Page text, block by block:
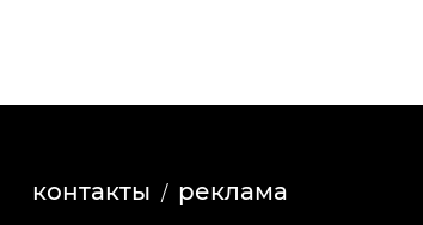
контакты реклама